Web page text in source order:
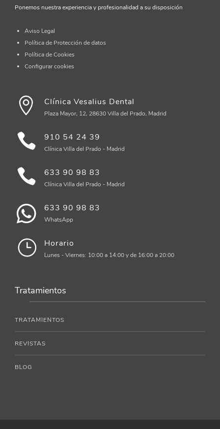
Ponemos nuestra experiencia y profesionalidad a su disposición
Aviso Legal
Política de Protección de datos
Política de Cookies
Configurar cookies
Clínica Vesalius Dental
Plaza Mayor, 12, 28630 Villa del Prado, Madrid
910 54 24 39
Clínica Villa del Prado - Madrid
633 90 98 83
Clínica Villa del Prado - Madrid
633 90 98 83
WhatsApp
Horario
Lunes - Viernes: 10:00 a 14:00 y de 16:00 a 20:00
Tratamientos
TRATAMIENTOS
REVISTAS
BLOG